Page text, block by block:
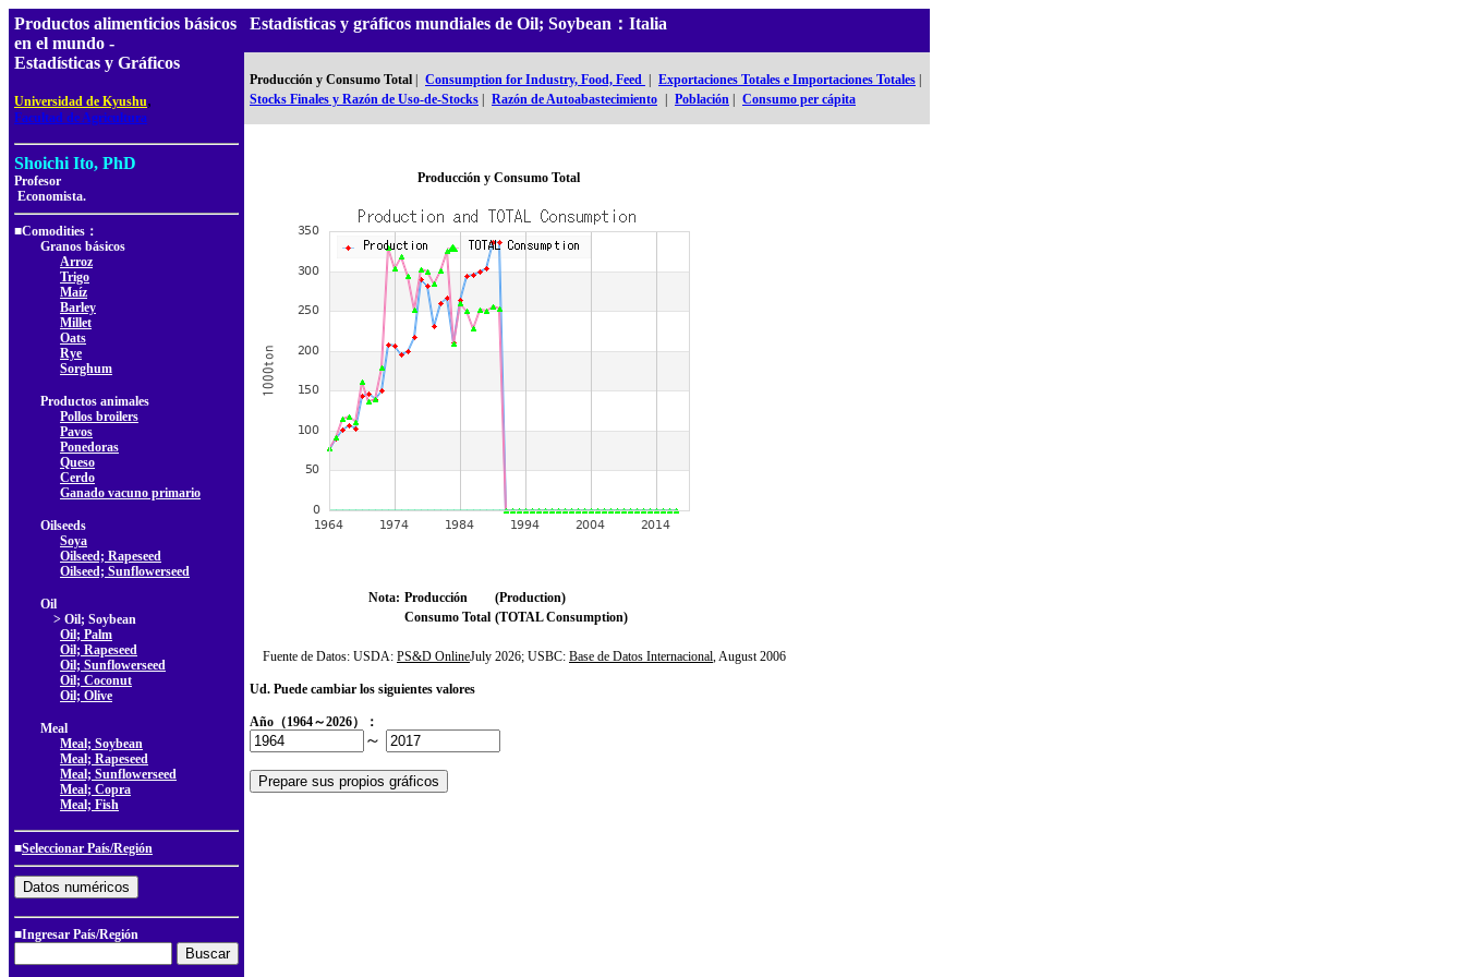
Productos alimenticios básicos
en el mundo -
Estadísticas y Gráficos
Universidad de Kyushu,
Facultad de Agricultura
Shoichi Ito, PhD
Profesor
Economista.
■Comodities：
Granos básicos
Arroz
Trigo
Maíz
Barley
Millet
Oats
Rye
Sorghum
Productos animales
Pollos broilers
Pavos
Ponedoras
Queso
Cerdo
Ganado vacuno primario
Oilseeds
Soya
Oilseed; Rapeseed
Oilseed; Sunflowerseed
Oil
> Oil; Soybean
Oil; Palm
Oil; Rapeseed
Oil; Sunflowerseed
Oil; Coconut
Oil; Olive
Meal
Meal; Soybean
Meal; Rapeseed
Meal; Sunflowerseed
Meal; Copra
Meal; Fish
■Seleccionar País/Región
■Ingresar País/Región
Estadísticas y gráficos mundiales de Oil; Soybean：Italia
Producción y Consumo Total Consumption for Industry, Food, Feed Exportaciones Totales e Importaciones Totales
Stocks Finales y Razón de Uso-de-Stocks
Razón de Autoabastecimiento Población Consumo per cápita
Producción y Consumo Total
Nota: Producción
(Production)
Consumo Total (TOTAL Consumption)
Fuente de Datos: USDA: PS&D OnlineJuly 2026; USBC: Base de Datos Internacional, August 2006
Ud. Puede cambiar los siguientes valores
Año（1964～2026）：
～